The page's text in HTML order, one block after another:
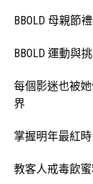
BBOLD 母親節
BBOLD 運動與
每個影迷也被
界
掌握明年最紅
教客人戒毒飲